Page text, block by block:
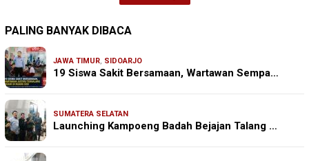
PALING BANYAK DIBACA
JAWA TIMUR, SIDOARJO
19 Siswa Sakit Bersamaan, Wartawan Sempa…
SUMATERA SELATAN
Launching Kampoeng Badah Bejajan Talang …